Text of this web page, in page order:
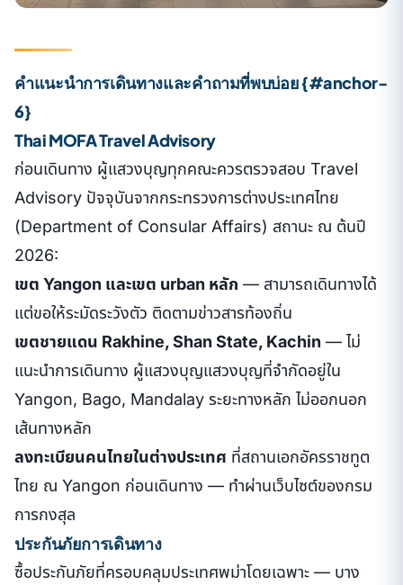
คำแนะนำการเดินทางและคำถามที่พบบ่อย {#anchor-
6}
Thai MOFA Travel Advisory
ก่อนเดินทาง ผู้แสวงบุญทุกคณะควรตรวจสอบ Travel
Advisory ปัจจุบันจากกระทรวงการต่างประเทศไทย
(Department of Consular Affairs) สถานะ ณ ต้นปี
2026:
เขต Yangon และเขต urban หลัก — สามารถเดินทางได้
แต่ขอให้ระมัดระวังตัว ติดตามข่าวสารท้องถิ่น
เขตชายแดน Rakhine, Shan State, Kachin — ไม่
แนะนำการเดินทาง ผู้แสวงบุญแสวงบุญที่จำกัดอยู่ใน
Yangon, Bago, Mandalay ระยะทางหลัก ไม่ออกนอก
เส้นทางหลัก
ลงทะเบียนคนไทยในต่างประเทศ ที่สถานเอกอัครราชทูต
ไทย ณ Yangon ก่อนเดินทาง — ทำผ่านเว็บไซต์ของกรม
การกงสุล
ประกันภัยการเดินทาง
ซื้อประกันภัยที่ครอบคลุมประเทศพม่าโดยเฉพาะ — บาง